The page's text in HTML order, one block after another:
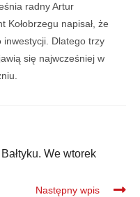
radny Artur
napisał, że
inwestycji. Dlatego trzy
się najwcześniej w
We wtorek
Następny wpis